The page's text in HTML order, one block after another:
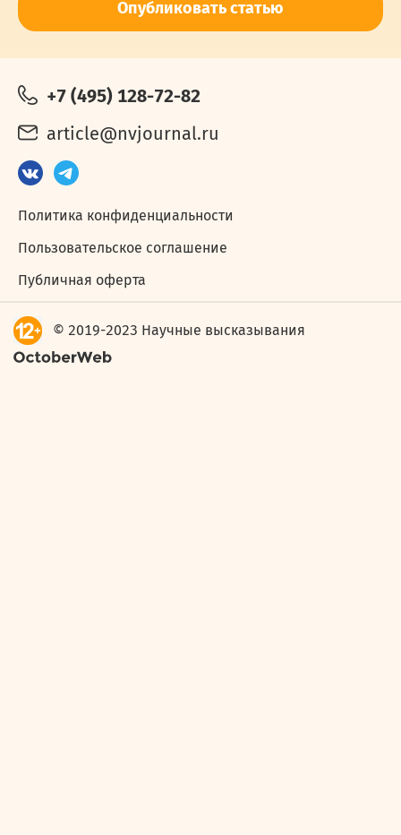
Опубликовать статью
+7 (495) 128-72-82
article@nvjournal.ru
Политика конфиденциальности
Пользовательское соглашение
Публичная оферта
© 2019-2023 Научные высказывания